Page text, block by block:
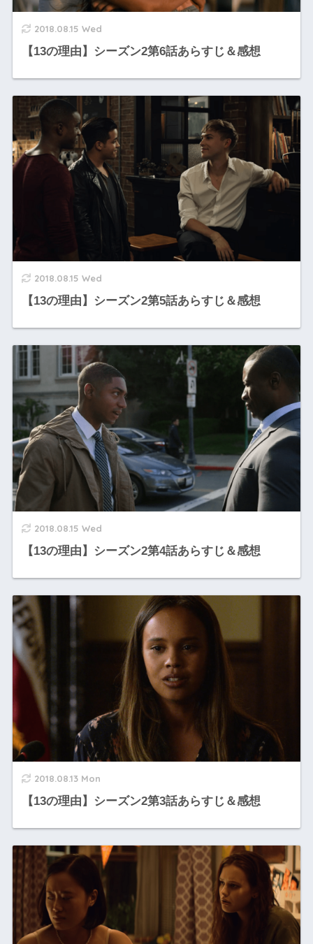
2018.08.15 Wed
【13の理由】シーズン2第6話あらすじ＆感想
2018.08.15 Wed
【13の理由】シーズン2第5話あらすじ＆感想
2018.08.15 Wed
【13の理由】シーズン2第4話あらすじ＆感想
2018.08.13 Mon
【13の理由】シーズン2第3話あらすじ＆感想